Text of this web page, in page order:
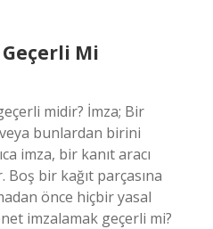
Geçerli Mi
midir? İmza; Bir
veya bunlardan birini
imza, bir kanıt aracı
bir kağıt parçasına
önce hiçbir yasal
imzalamak geçerli mi?